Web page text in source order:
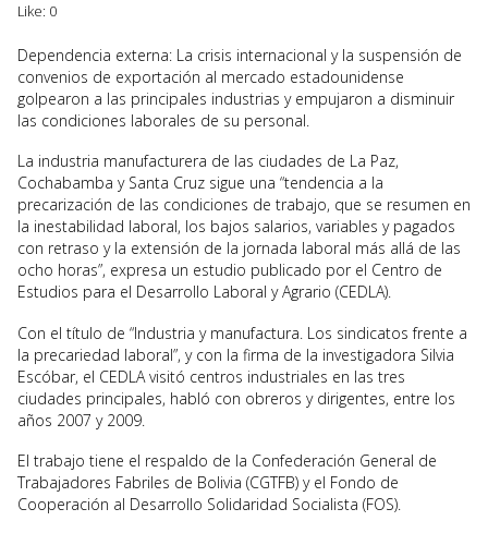
Like: 0
Dependencia externa: La crisis internacional y la suspensión de
convenios de exportación al mercado estadounidense
golpearon a las principales industrias y empujaron a disminuir
las condiciones laborales de su personal.
La industria manufacturera de las ciudades de La Paz,
Cochabamba y Santa Cruz sigue una “tendencia a la
precarización de las condiciones de trabajo, que se resumen en
la inestabilidad laboral, los bajos salarios, variables y pagados
con retraso y la extensión de la jornada laboral más allá de las
ocho horas”, expresa un estudio publicado por el Centro de
Estudios para el Desarrollo Laboral y Agrario (CEDLA).
Con el título de “Industria y manufactura. Los sindicatos frente a
la precariedad laboral”, y con la firma de la investigadora Silvia
Escóbar, el CEDLA visitó centros industriales en las tres
ciudades principales, habló con obreros y dirigentes, entre los
años 2007 y 2009.
El trabajo tiene el respaldo de la Confederación General de
Trabajadores Fabriles de Bolivia (CGTFB) y el Fondo de
Cooperación al Desarrollo Solidaridad Socialista (FOS).